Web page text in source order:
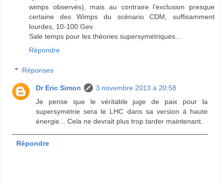
wimps observés), mais au contraire l'exclusion presque
certaine des Wimps du scénario CDM, suffisamment
lourdes, 10-100 Gev.
Sale temps pour les théories supersymétriques...
Répondre
Réponses
Dr Eric Simon
3 novembre 2013 à 20:58
Je pense que le véritable juge de paix pour la
supersymétrie sera le LHC dans sa version à haute
énergie... Cela ne devrait plus trop tarder maintenant.
Répondre